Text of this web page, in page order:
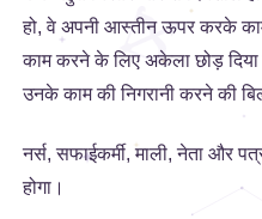
हो, वे अपनी आस्तीन ऊपर करके
काम करने के लिए अकेला छोड़
उनके काम की निगरानी करने की
नर्स, सफाईकर्मी, माली, नेता और
होगा।